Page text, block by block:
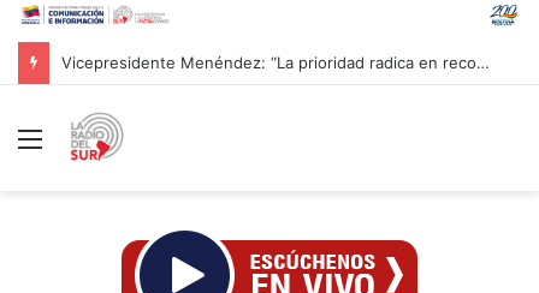
CAC 2026: Venezolano Ricardo Montes de Oca conquista Oro en salto con pértiga
Menú